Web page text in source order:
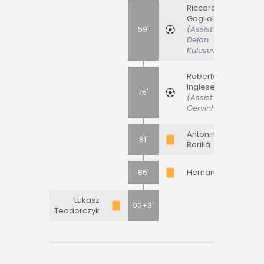
59'
Riccardo
Gagliolo
(Assist:
Dejan
Kulusevski)
75'
Roberto
Inglese
(Assist:
Gervinho)
81'
Antonino
Barillà
86' Hernani
Lukasz
Teodorczyk
90+3'